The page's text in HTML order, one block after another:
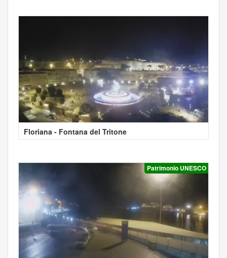
Floriana - Fontana del Tritone
Patrimonio UNESCO